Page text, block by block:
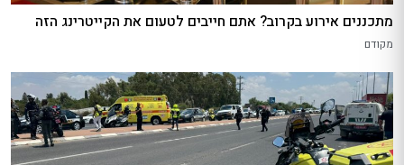
מתכננים אירוע בקרוב? אתם חייבים לטעום את הקייטרינג הזה
מקודם